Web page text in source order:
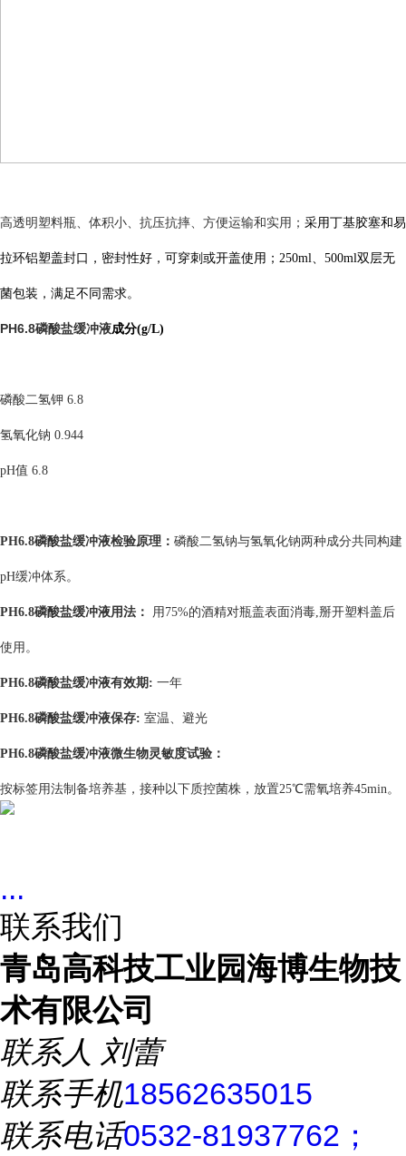
高透明塑料瓶、体积小、抗压抗摔、方便运输和实用； 采用丁基胶塞和易
拉环铝塑盖封口，密封性好，可穿刺或开盖使用； 250ml、500ml双层无
菌包装，满足不同需求。
PH6.8磷酸盐缓冲液成分(g/L)
磷酸二氢钾 6.8
氢氧化钠 0.944
pH值 6.8
PH6.8磷酸盐缓冲液检验原理： 磷酸二氢钠与氢氧化钠两种成分共同构建
pH缓冲体系。
PH6.8磷酸盐缓冲液用法： 用 75%的酒精对瓶盖表面消毒,掰开塑料盖后
使用。
PH6.8磷酸盐缓冲液有效期 : 一年
PH6.8磷酸盐缓冲液保存: 室温、避光
PH6.8磷酸盐缓冲液微生物灵敏度试验：
按标签用法制备培养基，接种以下质控菌株，放置25℃需氧培养45min。
...
联系我们
青岛高科技工业园海博生物技
术有限公司
联系人 刘蕾
联系手机18562635015
联系电话0532-81937762；